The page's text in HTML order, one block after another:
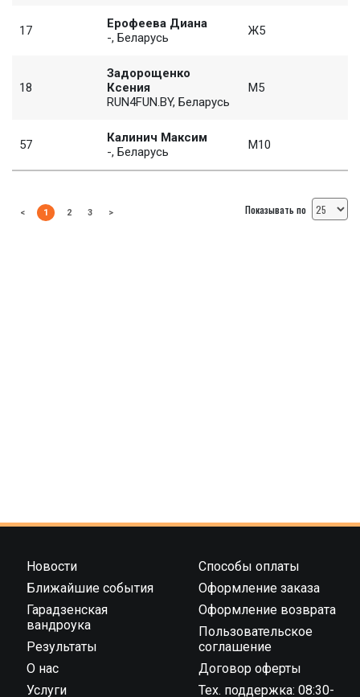
Показывать по
17
Ерофеева Диана
-, Беларусь
Ж5
18
Задорощенко
Ксения
RUN4FUN.BY, Беларусь
M5
57
Калинич Максим
-, Беларусь
M10
< 1 2 3 >
Новости
Ближайшие события
Гарадзенская
вандроука
Результаты
О нас
Услуги
Способы оплаты
Оформление заказа
Оформление возврата
Пользовательское
соглашение
Договор оферты
Тех. поддержка: 08:30-